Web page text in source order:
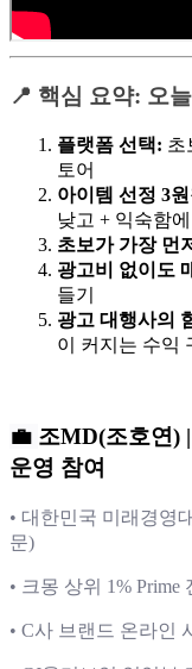
📍 핵심 요약: 오
플랫폼 선택: 초
토어
아이템 선정 3
낮고 + 익숙함
초보가 가장 먼
광고비 없이도
들기
광고 대행사의
이 커지는 수익
💼 조MD(조호연)
운영 참여
• 대한민국 미래경영
문)
• 크몽 상위 1%
• C사 브랜드 온라인